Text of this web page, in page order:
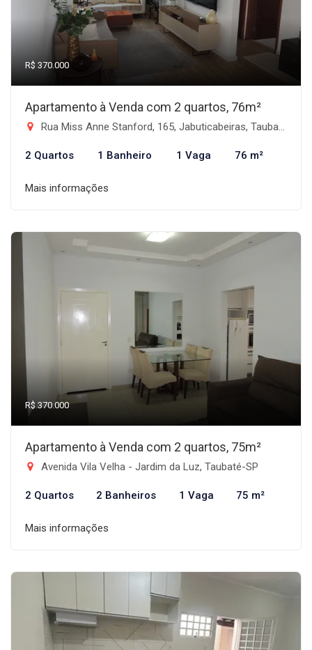
R$ 370.000
Apartamento à Venda com 2 quartos, 76m²
Rua Miss Anne Stanford, 165, Jabuticabeiras, Taubaté/SP - Vila das Jabuticabeiras, Taubaté-SP
2 Quartos 1 Banheiro 1 Vaga 76 m²
Mais informações
R$ 370.000
Apartamento à Venda com 2 quartos, 75m²
Avenida Vila Velha - Jardim da Luz, Taubaté-SP
2 Quartos 2 Banheiros 1 Vaga 75 m²
Mais informações